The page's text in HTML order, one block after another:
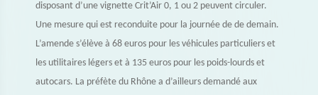
disposant d’une vignette Crit’Air 0, 1 ou 2 peuvent circuler.
Une mesure qui est reconduite pour la journée de de demain.
L’amende s’élève à 68 euros pour les véhicules particuliers et
les utilitaires légers et à 135 euros pour les poids-lourds et
autocars. La préfète du Rhône a d’ailleurs demandé aux